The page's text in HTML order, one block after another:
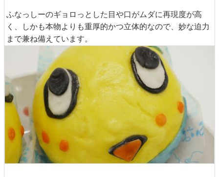
ふなっしーのギョロっとした目や口がムダに再現度が高
く、しかも本物よりも重厚的かつ立体的なので、妙な迫力
まで兼ね備えています。